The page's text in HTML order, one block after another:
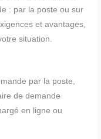
: par la poste ou sur
et avantages,
situation.
par la poste,
de demande
en ligne ou